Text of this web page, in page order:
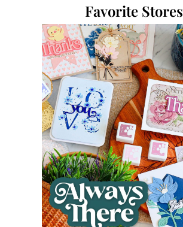
Favorite Stores